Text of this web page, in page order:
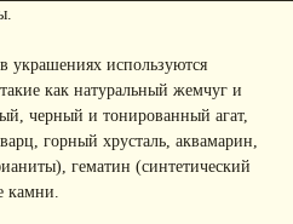
украшениях используются
как натуральный жемчуг и
черный и тонированный агат,
горный хрусталь, аквамарин,
гематин (синтетический
камни.